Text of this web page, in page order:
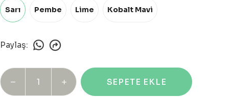
Sarı Pembe Lime Kobalt Mavi
Paylaş:
SEPETE EKLE